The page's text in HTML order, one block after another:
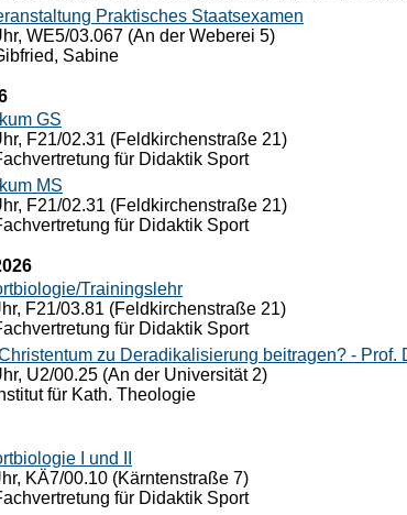
Praktisches Staatsexamen
WE5/03.067 (An der Weberei 5)
Sabine
GS
F21/02.31 (Feldkirchenstraße 21)
für Didaktik Sport
MS
F21/02.31 (Feldkirchenstraße 21)
für Didaktik Sport
Trainingslehr
F21/03.81 (Feldkirchenstraße 21)
für Didaktik Sport
zu Deradikalisierung beitragen? - Prof.
U2/00.25 (An der Universität 2)
für Kath. Theologie
I und II
KÄ7/00.10 (Kärntenstraße 7)
für Didaktik Sport